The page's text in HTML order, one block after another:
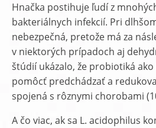
Hnačka postihuje ľudí z
bakteriálnych infekcií. Pri
nebezpečná, pretože má za
v niektorých prípadoch aj
štúdií ukázalo, že probiotiká
pomôcť predchádzať a
spojená s rôznymi chorobami
A čo viac, ak sa L. acidophilus